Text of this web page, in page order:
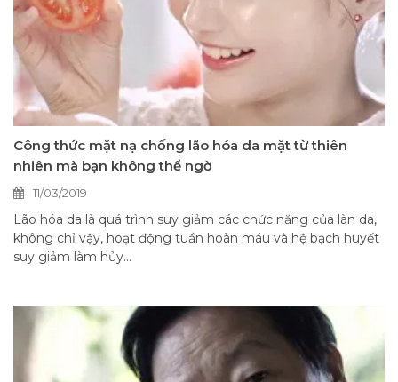
Công thức mặt nạ chống lão hóa da mặt từ thiên
nhiên mà bạn không thể ngờ
11/03/2019
Lão hóa da là quá trình suy giảm các chức năng của làn da,
không chỉ vậy, hoạt động tuần hoàn máu và hệ bạch huyết
suy giảm làm hủy...